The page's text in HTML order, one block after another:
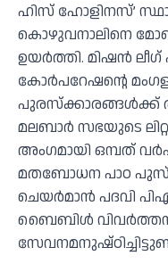
ഹിസ് ഹോളിനസ്’
കൊഴുവനാലിനെ
ഉയര്‍ത്തി. മിഷന്‍
കോര്‍പറേഷന്റെ
പുരസ്‌ക്കാരങ്ങള്‍ക്ക്
മലബാര്‍ സഭയുടെ
അംഗമായി ഒമ്പത്
മതബോധന പാഠ
ചെയര്‍മാന്‍ പദവി
ബൈബിള്‍